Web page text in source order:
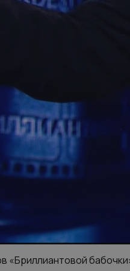
«Бриллиантовой